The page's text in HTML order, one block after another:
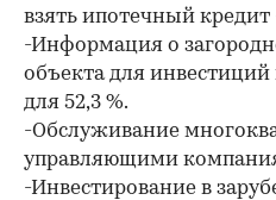
взять ипотечный кредит
-Информация о
объекта для инвестиций
для 52,3 %.
-Обслуживание
управляющими
-Инвестирование в